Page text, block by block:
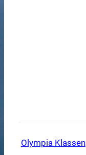
Olympia Klassen